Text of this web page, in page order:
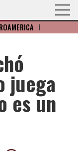
I
juega
es un